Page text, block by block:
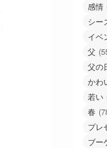
感情
シー
イベ
父
父の
かわ
若い
春
プレ
ブー